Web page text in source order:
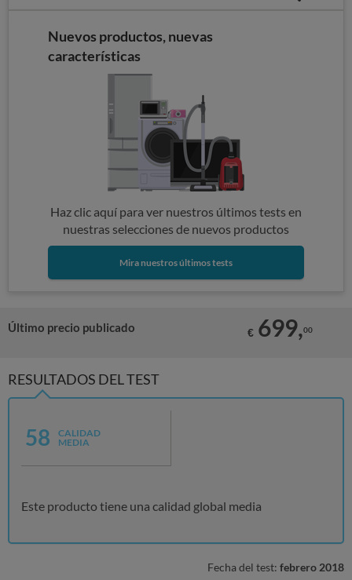
Nuevos productos, nuevas
características
Haz clic aquí para ver nuestros últimos tests en
nuestras selecciones de nuevos productos
Mira nuestros últimos tests
Último precio publicado € 699,00
RESULTADOS DEL TEST
58
CALIDAD
MEDIA
Este producto tiene una calidad global media
Fecha del test: febrero 2018